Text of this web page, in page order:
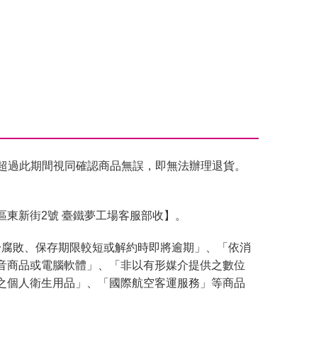
此期間視同確認商品無誤，即無法辦理退貨。
新街2號 臺鐵夢工場客服部收】。
敗、保存期限較短或解約時即將逾期」、「依消
品或電腦軟體」、「非以有形媒介提供之數位
人衛生用品」、「國際航空客運服務」等商品